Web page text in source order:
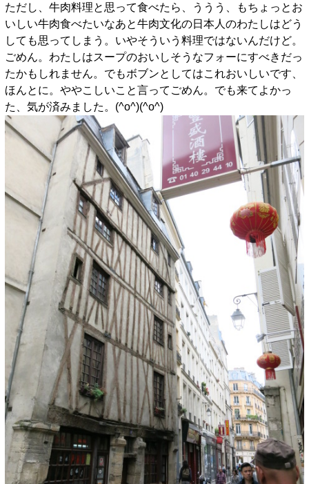
ただし、牛肉料理と思って食べたら、ううう、もちょっとお
いしい牛肉食べたいなあと牛肉文化の日本人のわたしはどう
しても思ってしまう。いやそういう料理ではないんだけど。
ごめん。わたしはスープのおいしそうなフォーにすべきだっ
たかもしれません。でもボブンとしてはこれおいしいです、
ほんとに。ややこしいこと言ってごめん。でも来てよかっ
た、気が済みました。(^o^)(^o^)